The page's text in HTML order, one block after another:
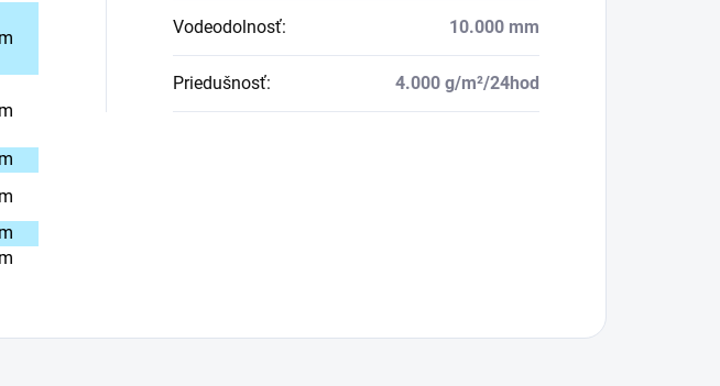
Vodeodolnosť: 10.000 mm
Priedušnosť: 4.000 g/m²/24hod